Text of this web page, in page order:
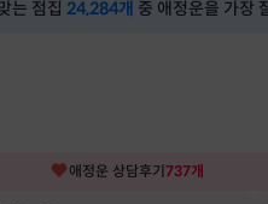
는 점집 24,284개 중 애정운을 가장
애정운 상담후기 737개